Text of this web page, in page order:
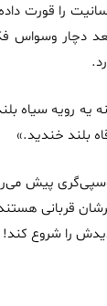
را قورت
دچار
رویه سیاه
بلند خندید.»
پیش
قربانی
را شروع کند!